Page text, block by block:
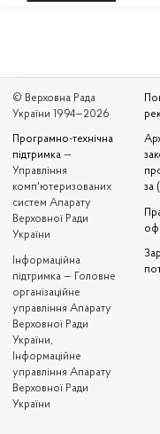
© Верховна Рада
України 1994—2026
Програмно-технічна
підтримка —
Управління
комп'ютеризованих
систем Апарату
Верховної Ради
України
Iнформаційна
підтримка — Головне
організаційне
управління Апарату
Верховної Ради
України,
Інформаційне
управління Апарату
Верховної Ради
України
за